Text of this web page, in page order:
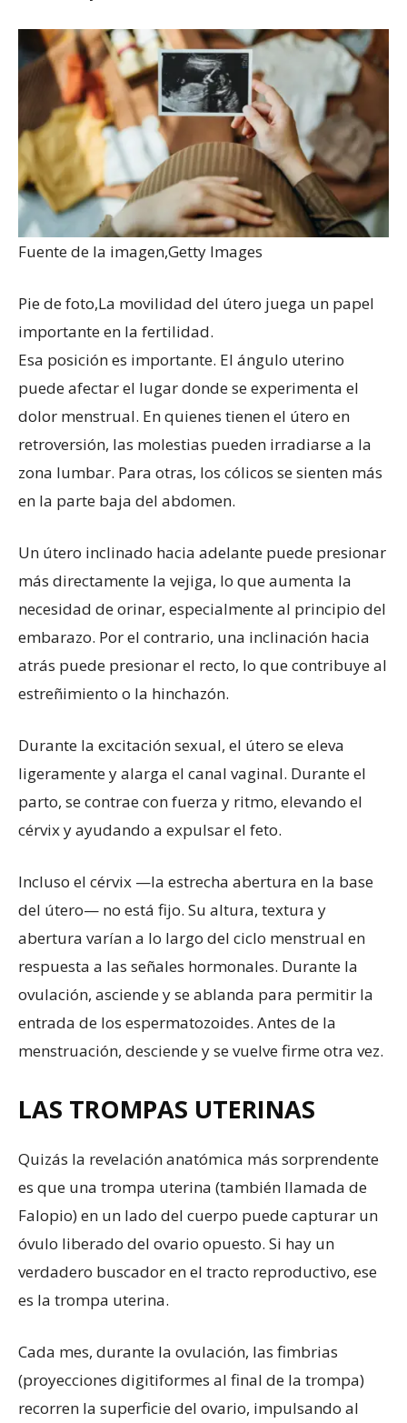
Fuente de la imagen,Getty Images
Pie de foto,La movilidad del útero juega un papel
importante en la fertilidad.
Esa posición es importante. El ángulo uterino
puede afectar el lugar donde se experimenta el
dolor menstrual. En quienes tienen el útero en
retroversión, las molestias pueden irradiarse a la
zona lumbar. Para otras, los cólicos se sienten más
en la parte baja del abdomen.
Un útero inclinado hacia adelante puede presionar
más directamente la vejiga, lo que aumenta la
necesidad de orinar, especialmente al principio del
embarazo. Por el contrario, una inclinación hacia
atrás puede presionar el recto, lo que contribuye al
estreñimiento o la hinchazón.
Durante la excitación sexual, el útero se eleva
ligeramente y alarga el canal vaginal. Durante el
parto, se contrae con fuerza y ritmo, elevando el
cérvix y ayudando a expulsar el feto.
Incluso el cérvix —la estrecha abertura en la base
del útero— no está fijo. Su altura, textura y
abertura varían a lo largo del ciclo menstrual en
respuesta a las señales hormonales. Durante la
ovulación, asciende y se ablanda para permitir la
entrada de los espermatozoides. Antes de la
menstruación, desciende y se vuelve firme otra vez.
LAS TROMPAS UTERINAS
Quizás la revelación anatómica más sorprendente
es que una trompa uterina (también llamada de
Falopio) en un lado del cuerpo puede capturar un
óvulo liberado del ovario opuesto. Si hay un
verdadero buscador en el tracto reproductivo, ese
es la trompa uterina.
Cada mes, durante la ovulación, las fimbrias
(proyecciones digitiformes al final de la trompa)
recorren la superficie del ovario, impulsando al